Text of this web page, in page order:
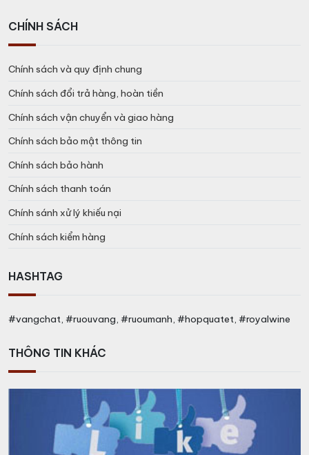
CHÍNH SÁCH
Chính sách và quy định chung
Chính sách đổi trả hàng, hoàn tiền
Chính sách vận chuyển và giao hàng
Chính sách bảo mật thông tin
Chính sách bảo hành
Chính sách thanh toán
Chính sánh xử lý khiếu nại
Chính sách kiểm hàng
HASHTAG
#vangchat, #ruouvang, #ruoumanh, #hopquatet, #royalwine
THÔNG TIN KHÁC